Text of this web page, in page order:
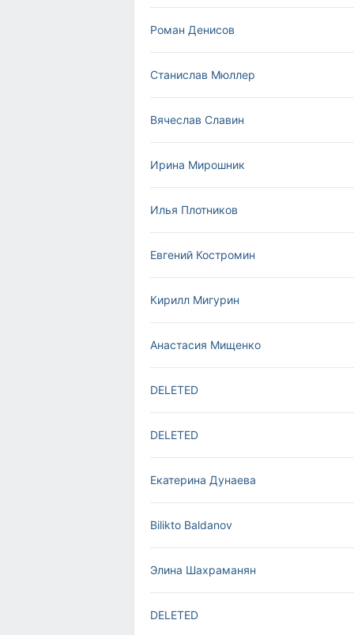
Роман Денисов
Станислав Мюллер
Вячеслав Славин
Ирина Мирошник
Илья Плотников
Евгений Костромин
Кирилл Мигурин
Анастасия Мищенко
DELETED
DELETED
Екатерина Дунаева
Bilikto Baldanov
Элина Шахраманян
DELETED